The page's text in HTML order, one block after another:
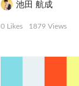
池田 航成
0 Likes 1879 Views